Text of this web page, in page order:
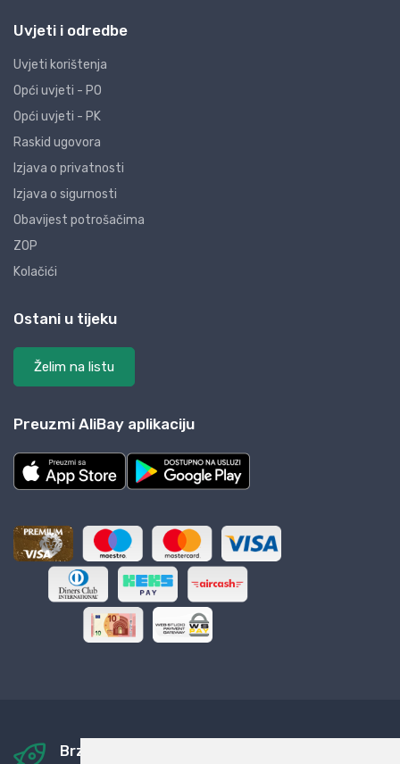
Uvjeti i odredbe
Uvjeti korištenja
Opći uvjeti - PO
Opći uvjeti - PK
Raskid ugovora
Izjava o privatnosti
Izjava o sigurnosti
Obavijest potrošačima
ZOP
Kolačići
Ostani u tijeku
Želim na listu
Preuzmi AliBay aplikaciju
Brza i sigurna dostava